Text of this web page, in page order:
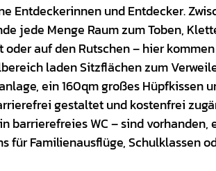
Entdeckerinnen und Entdecker.
jede Menge Raum zum Toben,
auf den Rutschen – hier kommen
laden Sitzflächen zum
ein 160qm großes Hüpfkissen
gestaltet und kostenfrei
barrierefreies WC – sind vorhanden,
für Familienausflüge, Schulklassen